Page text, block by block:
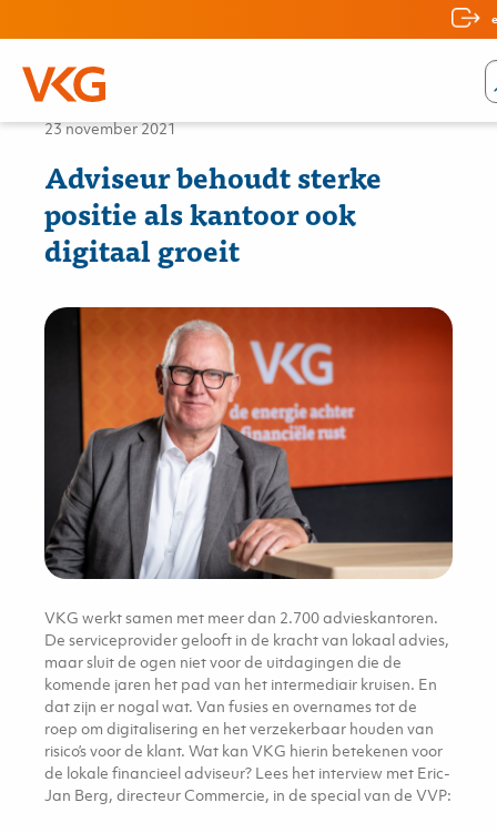
Nieuws
23 november 2021
Adviseur behoudt sterke
positie als kantoor ook
digitaal groeit
VKG werkt samen met meer dan 2.700 advieskantoren.
De serviceprovider gelooft in de kracht van lokaal advies,
maar sluit de ogen niet voor de uitdagingen die de
komende jaren het pad van het intermediair kruisen. En
dat zijn er nogal wat. Van fusies en overnames tot de
roep om digitalisering en het verzekerbaar houden van
risico’s voor de klant. Wat kan VKG hierin betekenen voor
de lokale financieel adviseur? Lees het interview met Eric-
Jan Berg, directeur Commercie, in de special van de VVP: